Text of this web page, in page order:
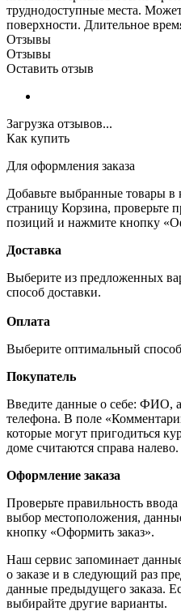
труднодоступные места.
поверхности. Длительное
Отзывы
Отзывы
Оставить отзыв
Загрузка отзывов...
Как купить
Для оформления заказа
Добавьте выбранные товары в
страницу Корзина, проверьте
позиций и нажмите кнопку
Доставка
Выберите из предложенных
способ доставки.
Оплата
Выберите оптимальный
Покупатель
Введите данные о себе: ФИО,
телефона. В поле
которые могут пригодиться
доме считаются справа налево.
Оформление заказа
Проверьте правильность
выбор местоположения,
кнопку «Оформить заказ».
Наш сервис запоминает
о заказе и в следующий раз
данные предыдущего заказа.
выбирайте другие варианты.